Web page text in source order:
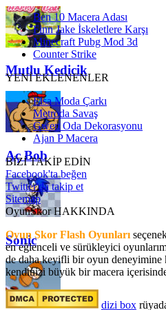
Mutlu Kedicik
Aç Bob
Sonic
Ben 10 Macera Adası
Finn Jake İskeletlere Karşı
Minecraft Pubg Mod 3d
Counter Strike
YENİ EKLENENLER
Elsa Moda Çarkı
Metroda Savaş
Gwen Oda Dekorasyonu
Ajan P Macera
BİZİ TAKİP EDİN
Facebook'ta beğen
Twitter'da takip et
Sitemap
OyunSkor HAKKINDA
Oyun Skor Flash Oyunları
en eğlenceli ve sürükleyici
de daha keyifli bir oyun deneyimine
kendinizi büyük bir macera
dizi box